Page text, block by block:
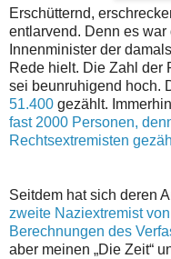
Erschütternd,
entlarvend. Denn es
Innenminister der
Rede hielt. Die Zahl der
sei beunruhigend hoch.
51.400 gezählt.
fast 2000 Personen,
Rechtsextremisten
Seitdem hat sich deren
zweite Naziextremist
Berechnungen des
aber meinen „Die Zeit“